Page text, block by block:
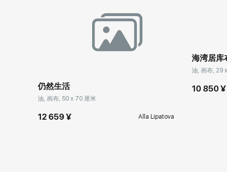
仍然生活
油, 画布, 50 x 70 厘米
12 659 ¥ Alla Lipatova
海湾居库
油, 画布, 29
10 850 ¥